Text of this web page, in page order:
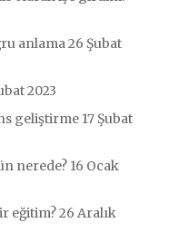
anlama26 Şubat
2023
geliştirme 17 Şubat
nerede? 16 Ocak
eğitim?26 Aralık